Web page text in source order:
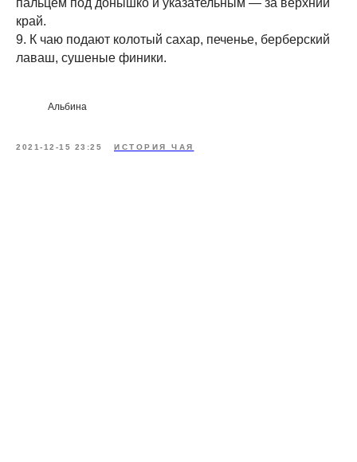
пальцем под донышко и указательным — за верхний
край.
9. К чаю подают колотый сахар, печенье, берберский
лаваш, сушеные финики.
Альбина
2021-12-15 23:25 ИСТОРИЯ ЧАЯ